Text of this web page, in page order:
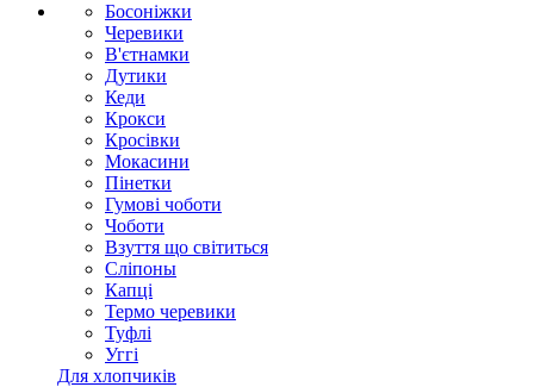
Босоніжки
Черевики
В'єтнамки
Дутики
Кеди
Крокси
Кросівки
Мокасини
Пінетки
Гумові чоботи
Чоботи
Взуття що світиться
Сліпоны
Капці
Термо черевики
Туфлі
Уггі
Для хлопчиків